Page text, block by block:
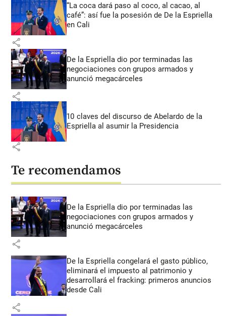
“La coca dará paso al coco, al cacao, al
café”: así fue la posesión de De la Espriella
en Cali
share
De la Espriella dio por terminadas las
negociaciones con grupos armados y
anunció megacárceles
share
10 claves del discurso de Abelardo de la
Espriella al asumir la Presidencia
share
Te recomendamos
De la Espriella dio por terminadas las
negociaciones con grupos armados y
anunció megacárceles
share
De la Espriella congelará el gasto público,
eliminará el impuesto al patrimonio y
desarrollará el fracking: primeros anuncios
desde Cali
share